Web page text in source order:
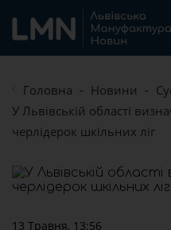
Головна Новини
У Львівській області
черлідерок шкільних ліг
13 Травня, 13:56